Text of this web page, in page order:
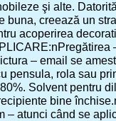
şi alte.
creează un
acoperirea
– email se
pensula, rola sau
Solvent pentru
bine
atunci când se